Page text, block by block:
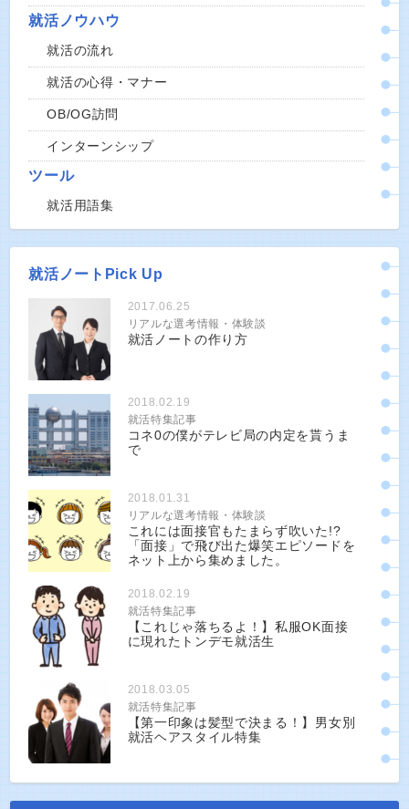
就活ノウハウ
就活の流れ
就活の心得・マナー
OB/OG訪問
インターンシップ
ツール
就活用語集
就活ノートPick Up
2017.06.25
リアルな選考情報・体験談
就活ノートの作り方
2018.02.19
就活特集記事
コネ0の僕がテレビ局の内定を貰うま
で
2018.01.31
リアルな選考情報・体験談
これには面接官もたまらず吹いた!?
「面接」で飛び出た爆笑エピソードを
ネット上から集めました。
2018.02.19
就活特集記事
【これじゃ落ちるよ！】私服OK面接
に現れたトンデモ就活生
2018.03.05
就活特集記事
【第一印象は髪型で決まる！】男女別
就活ヘアスタイル特集